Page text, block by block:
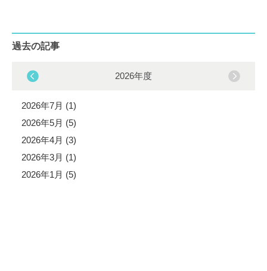
過去の記事
2026年度
2026年7月 (1)
2026年5月 (5)
2026年4月 (3)
2026年3月 (1)
2026年1月 (5)